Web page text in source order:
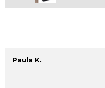
Paula K.